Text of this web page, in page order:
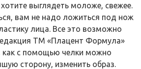
выглядеть моложе, свежее.
вам не надо ложиться под нож
лица. Все это возможно
ТМ «Плацент Формула»
как с помощью челки можно
сторону, изменить образ.